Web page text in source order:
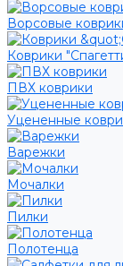
Ворсовые
Коврики
ПВХ коврики
Уцененные
Варежки
Мочалки
Пилки
Полотенца